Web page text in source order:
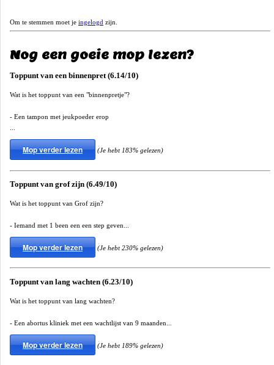
Om te stemmen moet je ingelogd zijn.
Nog een goeie mop lezen?
Toppunt van een binnenpret (6.14/10)
Wat is het toppunt van een "binnenpretje"?
- Een tampon met jeukpoeder erop
Mop verder lezen (Je hebt 183% gelezen)
Toppunt van grof zijn (6.49/10)
Wat is het toppunt van Grof zijn?
- Iemand met 1 been een een step geven...
Mop verder lezen (Je hebt 230% gelezen)
Toppunt van lang wachten (6.23/10)
Wat is het toppunt van lang wachten?
- Een abortus kliniek met een wachtlijst van 9 maanden...
Mop verder lezen (Je hebt 189% gelezen)